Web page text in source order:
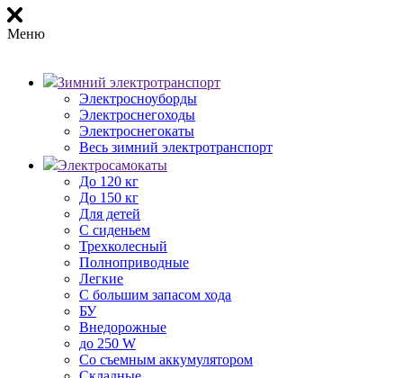
Меню
Зимний электротранспорт
Электросноуборды
Электроснегоходы
Электроснегокаты
Весь зимний электротранспорт
Электросамокаты
До 120 кг
До 150 кг
Для детей
С сиденьем
Трехколесный
Полноприводные
Легкие
С большим запасом хода
БУ
Внедорожные
до 250 W
Со съемным аккумулятором